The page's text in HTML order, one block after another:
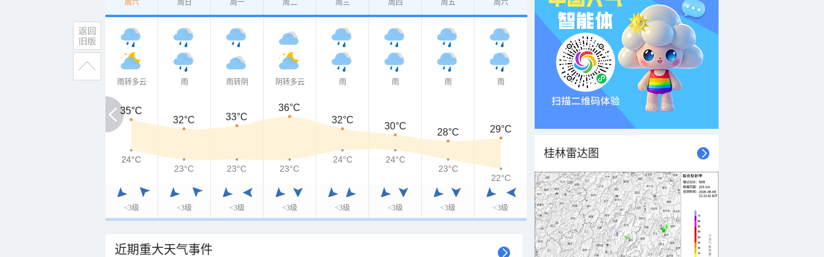
周六 周日 周一 周二 周三 周四 周五 周六
雨转多云
<3级
雨
<3级
雨转阴
<3级
阴转多云
<3级
雨
<3级
雨
<3级
雨
<3级
雨
<3级
35°C
35°C
32°C
33°C
36°C
32°C
30°C
28°C 29°C
24°C
24°C
23°C
23°C 23°C
24°C
24°C
23°C
22°C
近期重大天气事件
桂林雷达图